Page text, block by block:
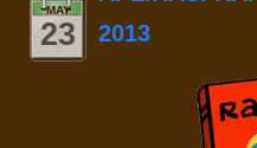
MAY
23
2013